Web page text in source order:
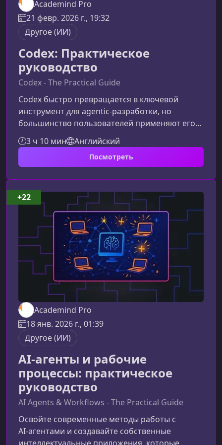
Academind Pro
21 февр. 2026 г., 19:32
Другое (ИИ)
Codex: Практическое
руководство
Codex - The Practical Guide
Codex быстро превращается в ключевой
инструмент для agentic‑разработки, но
большинство пользователей применяют его
лишь на базовом уровне. Этот курс поможет
вам перейти к осознанному, глубокому и
действительно эффективному использованию
принципов до продвинутых интеграций.Что вы
изучите в этом курсеОбучение построено так,
чтобы шаг за шагом провести вас от основ к
реальным профессиональным навыкам. Вы ра
3 ч 10 мин Английский
Посмотреть
Academind Pro
18 янв. 2026 г., 01:39
Другое (ИИ)
AI-агенты и рабочие
процессы: практическое
руководство
AI Agents & Workflows - The Practical Guide
Освойте современные методы работы с
AI‑агентами и создавайте собственные
+22